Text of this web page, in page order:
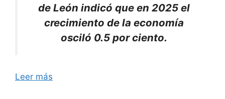
de León indicó que en 2025 el
crecimiento de la economía
osciló 0.5 por ciento.
Leer más